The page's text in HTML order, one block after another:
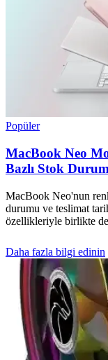
Popüler
MacBook Neo
Bazlı Stok
MacBook Neo'nun
durumu ve teslimat
özellikleriyle birlikte
Daha fazla bilgi edinin